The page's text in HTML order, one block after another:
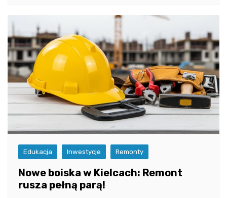
Edukacja Inwestycje Remonty
Nowe boiska w Kielcach: Remont
rusza pełną parą!